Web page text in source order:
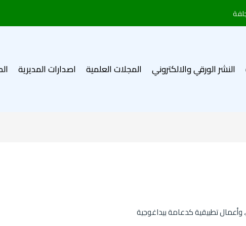
النشر الورقي والالكتروني المجلات العلمية اصدارات المديرية
وأعمال تطبيقية كدعامة بيداغوجية